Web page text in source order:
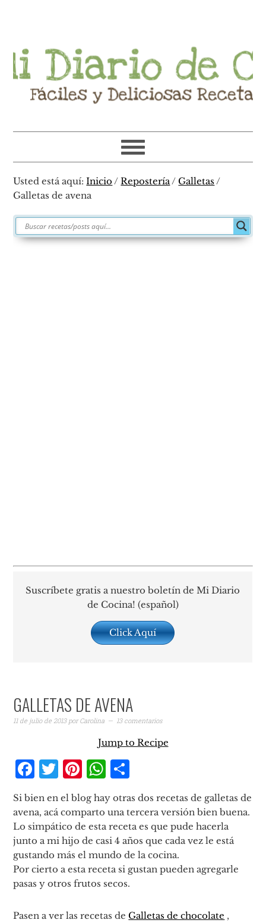
principal
principal
barra
lateral
primaria
de
página
Usted está aquí:Inicio / Repostería/ Galletas /
Galletas de avena
Suscríbete gratis a nuestro boletín de Mi Diario
de Cocina! (español)
Click Aquí
GALLETAS DE AVENA
11 de julio de 2013porCarolina 13 comentarios
Jump to Recipe
Facebook
Twitter
Pinterest
WhatsApp
Si bien en el blog hay otras dos recetas de galletas de
avena, acá comparto una tercera versión bien buena.
Lo simpático de esta receta es que pude hacerla
junto a mi hijo de casi 4 años que cada vez le está
gustando más el mundo de la cocina.
Por cierto a esta receta si gustan pueden agregarle
pasas y otros frutos secos.
Pasen a ver las recetas de Galletas de chocolate ,